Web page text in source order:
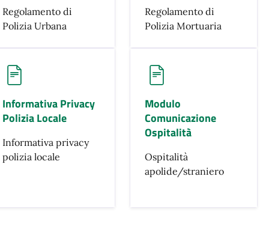
Regolamento di
Polizia Urbana
Regolamento di
Polizia Mortuaria
Informativa Privacy
Polizia Locale
Informativa privacy
polizia locale
Modulo
Comunicazione
Ospitalità
Ospitalità
apolide/straniero